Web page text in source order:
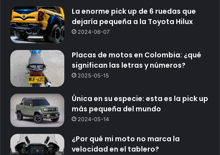
La enorme pick up de 6 ruedas que
dejaría pequeña a la Toyota Hilux
2024-06-07
Placas de motos en Colombia: ¿qué
significan las letras y números?
2025-05-15
Única en su especie: esta es la pick up
más pequeña del mundo
2024-05-14
¿Por qué mi moto no marca la
velocidad en el tablero?